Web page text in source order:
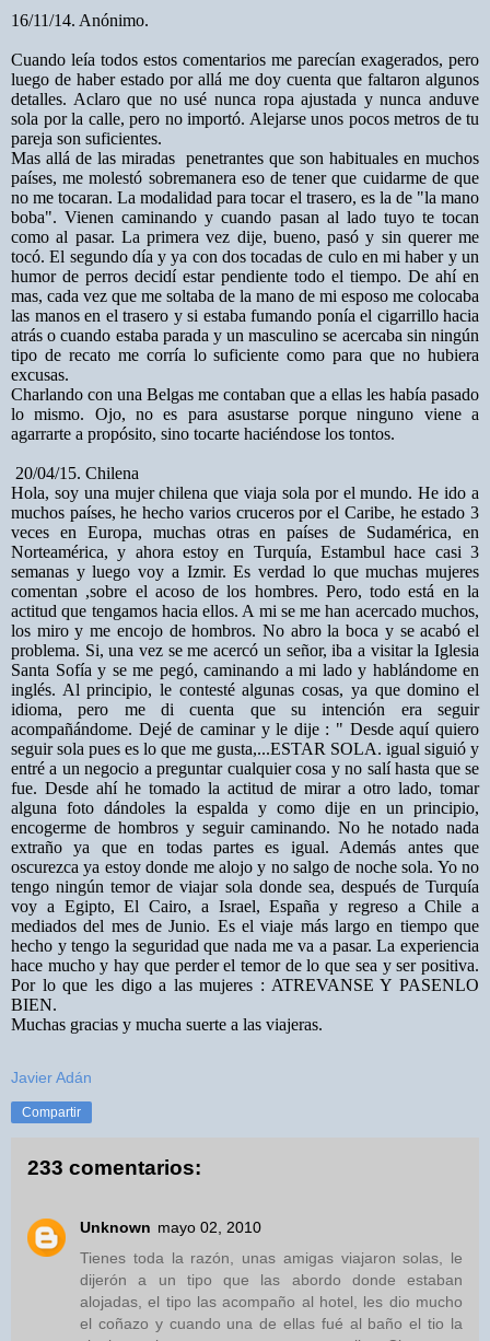
16/11/14. Anónimo.
Cuando leía todos estos comentarios me parecían exagerados, pero
luego de haber estado por allá me doy cuenta que faltaron algunos
detalles. Aclaro que no usé nunca ropa ajustada y nunca anduve
sola por la calle, pero no importó. Alejarse unos pocos metros de tu
pareja son suficientes.
Mas allá de las miradas penetrantes que son habituales en muchos
países, me molestó sobremanera eso de tener que cuidarme de que
no me tocaran. La modalidad para tocar el trasero, es la de "la mano
boba". Vienen caminando y cuando pasan al lado tuyo te tocan
como al pasar. La primera vez dije, bueno, pasó y sin querer me
tocó. El segundo día y ya con dos tocadas de culo en mi haber y un
humor de perros decidí estar pendiente todo el tiempo. De ahí en
mas, cada vez que me soltaba de la mano de mi esposo me colocaba
las manos en el trasero y si estaba fumando ponía el cigarrillo hacia
atrás o cuando estaba parada y un masculino se acercaba sin ningún
tipo de recato me corría lo suficiente como para que no hubiera
excusas.
Charlando con una Belgas me contaban que a ellas les había pasado
lo mismo. Ojo, no es para asustarse porque ninguno viene a
agarrarte a propósito, sino tocarte haciéndose los tontos.
20/04/15. Chilena
Hola, soy una mujer chilena que viaja sola por el mundo. He ido a
muchos países, he hecho varios cruceros por el Caribe, he estado 3
veces en Europa, muchas otras en países de Sudamérica, en
Norteamérica, y ahora estoy en Turquía, Estambul hace casi 3
semanas y luego voy a Izmir. Es verdad lo que muchas mujeres
comentan ,sobre el acoso de los hombres. Pero, todo está en la
actitud que tengamos hacia ellos. A mi se me han acercado muchos,
los miro y me encojo de hombros. No abro la boca y se acabó el
problema. Si, una vez se me acercó un señor, iba a visitar la Iglesia
Santa Sofía y se me pegó, caminando a mi lado y hablándome en
inglés. Al principio, le contesté algunas cosas, ya que domino el
idioma, pero me di cuenta que su intención era seguir
acompañándome. Dejé de caminar y le dije : " Desde aquí quiero
seguir sola pues es lo que me gusta,...ESTAR SOLA. igual siguió y
entré a un negocio a preguntar cualquier cosa y no salí hasta que se
fue. Desde ahí he tomado la actitud de mirar a otro lado, tomar
alguna foto dándoles la espalda y como dije en un principio,
encogerme de hombros y seguir caminando. No he notado nada
extraño ya que en todas partes es igual. Además antes que
oscurezca ya estoy donde me alojo y no salgo de noche sola. Yo no
tengo ningún temor de viajar sola donde sea, después de Turquía
voy a Egipto, El Cairo, a Israel, España y regreso a Chile a
mediados del mes de Junio. Es el viaje más largo en tiempo que
hecho y tengo la seguridad que nada me va a pasar. La experiencia
hace mucho y hay que perder el temor de lo que sea y ser positiva.
Por lo que les digo a las mujeres : ATREVANSE Y PASENLO
BIEN.
Muchas gracias y mucha suerte a las viajeras.
Javier Adán
Compartir
233 comentarios:
Unknown mayo 02, 2010
Tienes toda la razón, unas amigas viajaron solas, le
dijerón a un tipo que las abordo donde estaban
alojadas, el tipo las acompaño al hotel, les dio mucho
el coñazo y cuando una de ellas fué al baño el tio la